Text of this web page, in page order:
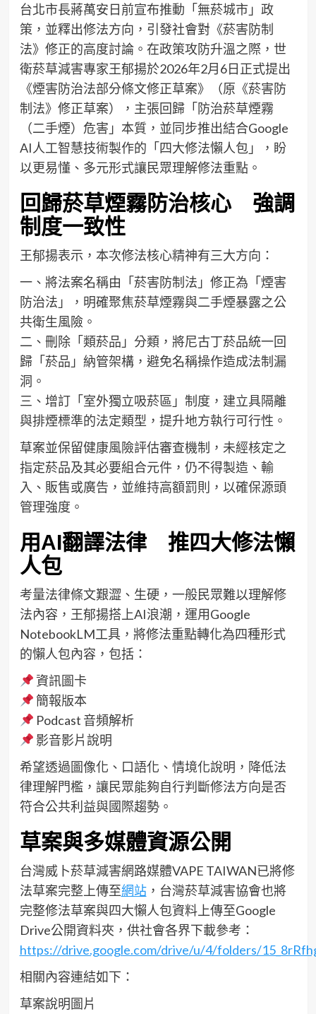
台北市長蔣萬安日前宣布推動「無菸城市」政
策，並釋出修法方向，引發社會對《菸害防制
法》修正的高度討論。在政策攻防升溫之際，世
衛菸草減害專家王郁揚於2026年2月6日正式提出
《煙害防治法部分條文修正草案》（原《菸害防
制法》修正草案），主張回歸「防治菸草煙霧
（二手煙）危害」本質，並同步推出結合Google
AI人工智慧技術製作的「四大修法懶人包」，盼
以更易懂、多元形式讓民眾理解修法重點。
回歸菸草煙霧防治核心 強調
制度一致性
王郁揚表示，本次修法核心精神有三大方向：
一、將法案名稱由「菸害防制法」修正為「煙害
防治法」，明確聚焦菸草煙霧與二手煙暴露之公
共衛生風險。
二、刪除「類菸品」分類，將尼古丁菸品統一回
歸「菸品」納管架構，避免名稱操作造成法制漏
洞。
三、增訂「室外獨立吸菸區」制度，建立具隔離
與排煙標準的法定類型，提升地方執行可行性。
草案並保留健康風險評估審查機制，未經核定之
指定菸品及其必要組合元件，仍不得製造、輸
入、販售或廣告，並維持高額罰則，以確保源頭
管理強度。
用AI翻譯法律 推四大修法懶
人包
考量法律條文艱澀、生硬，一般民眾難以理解修
法內容，王郁揚搭上AI浪潮，運用Google
NotebookLM工具，將修法重點轉化為四種形式
的懶人包內容，包括：
資訊圖卡
簡報版本
Podcast 音頻解析
影音影片說明
希望透過圖像化、口語化、情境化說明，降低法
律理解門檻，讓民眾能夠自行判斷修法方向是否
符合公共利益與國際趨勢。
草案與多媒體資源公開
台灣威卜菸草減害網路媒體VAPE TAIWAN已將修
法草案完整上傳至網站，台灣菸草減害協會也將
完整修法草案與四大懶人包資料上傳至Google
Drive公開資料夾，供社會各界下載參考：
https://drive.google.com/drive/u/4/folders/
相關內容連結如下：
草案說明圖片